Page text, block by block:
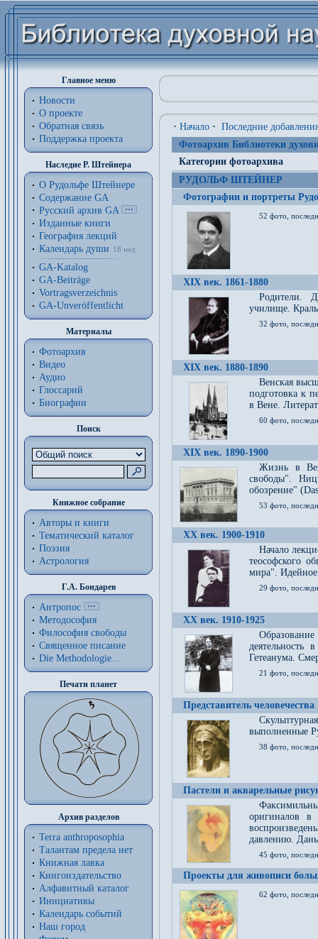
Главное меню
Новости
О проекте
Обратная связь
Поддержка проекта
Наследие Р. Штейнера
О Рудольфе Штейнере
Содержание GA
Русский архив GA
Изданные книги
География лекций
Календарь души
18 нед.
GA-Katalog
GA-Beiträge
Vortragsverzeichnis
GA-Unveröffentlicht
Материалы
Фотоархив
Видео
Аудио
Глоссарий
Биографии
Поиск
Книжное собрание
Авторы и книги
Тематический каталог
Поэзия
Астрология
Г.А. Бондарев
Антропос
Методософия
Философия cвободы
Священное писание
Die Methodologie...
Печати планет
Архив разделов
Terra anthroposophia
Талантам предела нет
Книжная лавка
Книгоиздательство
Алфавитный каталог
Инициативы
Календарь событий
Наш город
· Начало · Последние
Фотоархив Библиотеки
Категории фотоархива
РУДОЛЬФ ШТЕЙНЕР
Фотографии и портреты
52 фото,
XIX век. 1861-1880
Родители.
училище.
32 фото,
XIX век. 1880-1890
Венская
подготовка к
в Вене.
60 фото,
XIX век. 1890-1900
Жизнь в
свободы".
обозрение"
53 фото,
XX век. 1900-1910
Начало
теософского
мира". Идейное
29 фото,
XX век. 1910-1925
Образование
деятельность
Гетеанума.
21 фото,
Представитель человечества
выполненные
38 фото,
Пастели и акварельные
оригиналов
давлению.
45 фото,
Проекты для живописи
62 фото,